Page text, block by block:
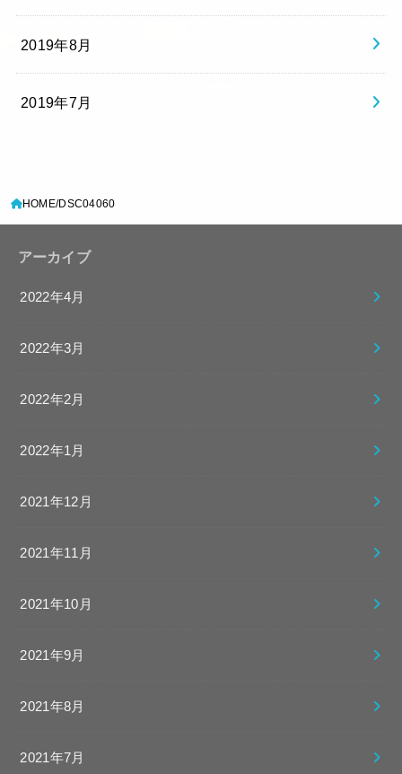
2019年8月
2019年7月
HOME DSC04060
アーカイブ
2022年4月
2022年3月
2022年2月
2022年1月
2021年12月
2021年11月
2021年10月
2021年9月
2021年8月
2021年7月